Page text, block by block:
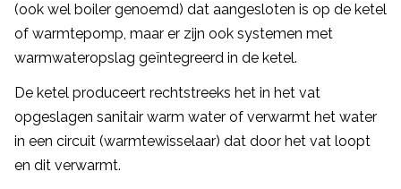
(ook wel boiler genoemd) dat aangesloten is op de ketel
of warmtepomp, maar er zijn ook systemen met
warmwateropslag geïntegreerd in de ketel.
De ketel produceert rechtstreeks het in het vat
opgeslagen sanitair warm water of verwarmt het water
in een circuit (warmtewisselaar) dat door het vat loopt
en dit verwarmt.